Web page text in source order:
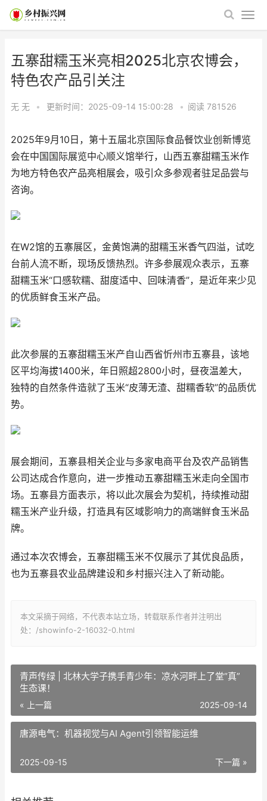
五寨甜糯玉米亮相2025北京农博会，
特色农产品引关注
无 无 • 更新时间：2025-09-14 15:00:28 • 阅读 781526
2025年9月10日，第十五届北京国际食品餐饮业创新博览
会在中国国际展览中心顺义馆举行，山西五寨甜糯玉米作
为地方特色农产品亮相展会，吸引众多参观者驻足品尝与
咨询。
在W2馆的五寨展区，金黄饱满的甜糯玉米香气四溢，试吃
台前人流不断，现场反馈热烈。许多参展观众表示，五寨
甜糯玉米“口感软糯、甜度适中、回味清香”，是近年来少见
的优质鲜食玉米产品。
此次参展的五寨甜糯玉米产自山西省忻州市五寨县，该地
区平均海拔1400米，年日照超2800小时，昼夜温差大，
独特的自然条件造就了玉米“皮薄无渣、甜糯香软”的品质优
势。
展会期间，五寨县相关企业与多家电商平台及农产品销售
公司达成合作意向，进一步推动五寨甜糯玉米走向全国市
场。五寨县方面表示，将以此次展会为契机，持续推动甜
糯玉米产业升级，打造具有区域影响力的高端鲜食玉米品
牌。
通过本次农博会，五寨甜糯玉米不仅展示了其优良品质，
也为五寨县农业品牌建设和乡村振兴注入了新动能。
本文采摘于网络，不代表本站立场，转载联系作者并注明出
处：/showinfo-2-16032-0.html
青声传绿 | 北林大学子携手青少年：凉水河畔上了堂“真”
生态课！
« 上一篇 2025-09-14
唐源电气：机器视觉与AI Agent引领智能运维
下一篇 »
2025-09-15